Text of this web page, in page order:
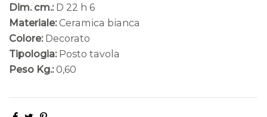
Dim. cm.: D 22 h 6
Materiale: Ceramica bianca
Colore: Decorato
Tipologia: Posto tavola
Peso Kg.: 0,60